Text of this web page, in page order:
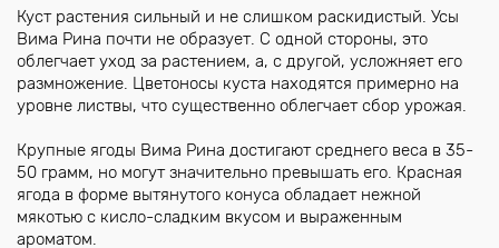
Куст растения сильный и не слишком раскидистый. Усы
Вима Рина почти не образует. С одной стороны, это
облегчает уход за растением, а, с другой, усложняет его
размножение. Цветоносы куста находятся примерно на
уровне листвы, что существенно облегчает сбор урожая.
Крупные ягоды Вима Рина достигают среднего веса в 35-
50 грамм, но могут значительно превышать его. Красная
ягода в форме вытянутого конуса обладает нежной
мякотью с кисло-сладким вкусом и выраженным
ароматом.